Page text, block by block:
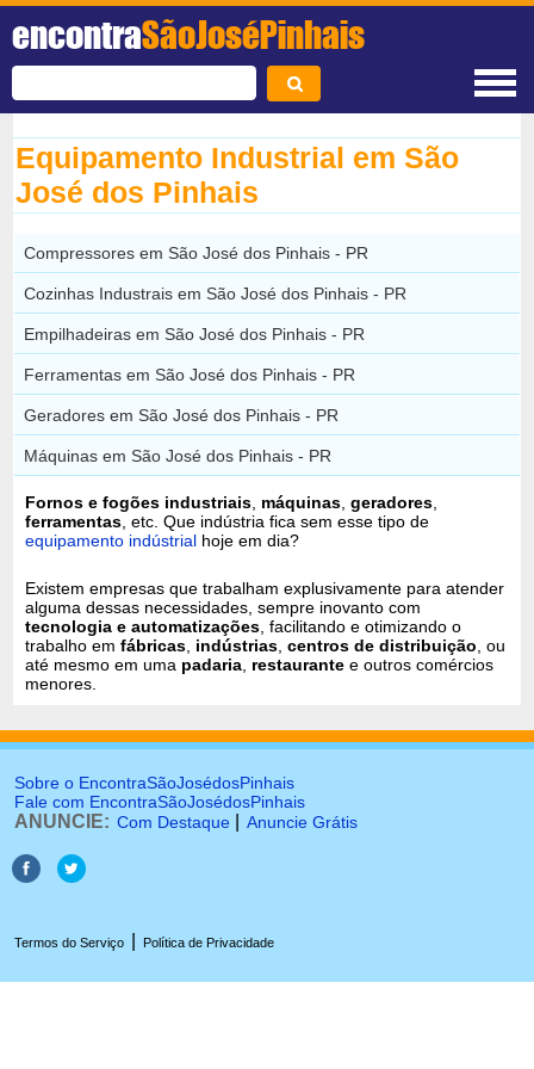
encontraSãoJoséPinhais
Equipamento Industrial em São
José dos Pinhais
Compressores em São José dos Pinhais - PR
Cozinhas Industrais em São José dos Pinhais - PR
Empilhadeiras em São José dos Pinhais - PR
Ferramentas em São José dos Pinhais - PR
Geradores em São José dos Pinhais - PR
Máquinas em São José dos Pinhais - PR
Fornos e fogões industriais máquinas ,geradores
ferramentas , etc. Que indústria fica sem esse tipo de
equipamento indústrial hoje em dia?
Existem empresas que trabalham explusivamente para atender
alguma dessas necessidades, sempre inovanto com
tecnologia e automatizações , facilitando e otimizando o
trabalho emfábricas indústrias ,centros de distribuição , ou
até mesmo em uma padaria restaurante e outros comércios
menores.
Sobre o EncontraSãoJosédosPinhais
Fale com EncontraSãoJosédosPinhais
ANUNCIE: Com Destaque Anuncie Grátis
Termos do Serviço Política de Privacidade